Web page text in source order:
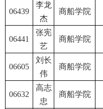
06439
李龙
杰
商船学院
06441
张宪
艺
商船学院
06605
刘长
伟
商船学院
06632
高志
忠
商船学院